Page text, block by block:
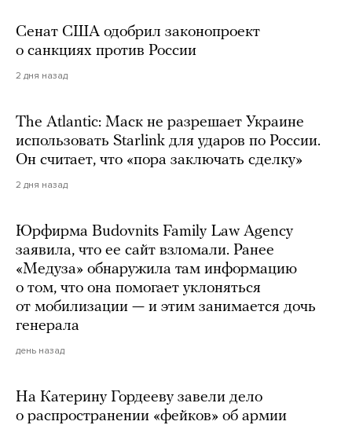
Сенат США одобрил законопроект
о санкциях против России
2 дня назад
The Atlantic: Маск не разрешает Украине
использовать Starlink для ударов по России.
Он считает, что «пора заключать сделку»
2 дня назад
Юрфирма Budovnits Family Law Agency
заявила, что ее сайт взломали. Ранее
«Медуза» обнаружила там информацию
о том, что она помогает уклоняться
от мобилизации — и этим занимается дочь
генерала
день назад
На Катерину Гордееву завели дело
о распространении «фейков» об армии